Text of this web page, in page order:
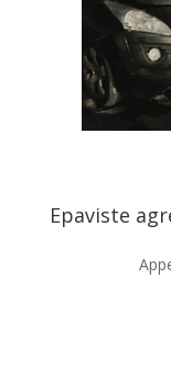
Epaviste